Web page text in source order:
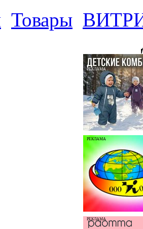
Товары
РЕКЛАМА
РЕКЛАМА
РЕКЛАМА